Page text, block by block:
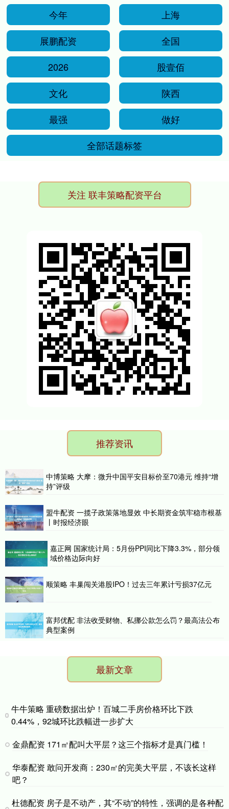
今年
上海
展鹏配资
全国
2026
股壹佰
文化
陕西
最强
做好
全部话题标签
关注 联丰策略配资平台
推荐资讯
中博策略 大摩：微升中国平安目标价至70港元 维持“增
持”评级
盟牛配资 一揽子政策落地显效 中长期资金筑牢稳市根基
丨时报经济眼
嘉正网 国家统计局：5月份PPI同比下降3.3%，部分领
域价格边际向好
顺策略 丰巢闯关港股IPO！过去三年累计亏损37亿元
富邦优配 非法收受财物、私挪公款怎么罚？最高法公布
典型案例
最新文章
牛牛策略 重磅数据出炉！百城二手房价格环比下跌
0.44%，92城环比跌幅进一步扩大
金鼎配资 171㎡配叫大平层？这三个指标才是真门槛！
华泰配资 敢问开发商：230㎡的完美大平层，不该长这样
吧？
杜德配资 房子是不动产，其“不动”的特性，强调的是各种配